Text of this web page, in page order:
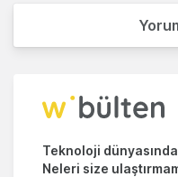
Teknoloji
Neleri size